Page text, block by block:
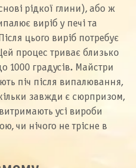
рідкої глини), або ж
виріб у печі та
цього виріб потребує
процес триває близько
1000 градусів. Майстри
піч після випалювання,
завжди є сюрпризом,
усі вироби
чи нічого не трісне в